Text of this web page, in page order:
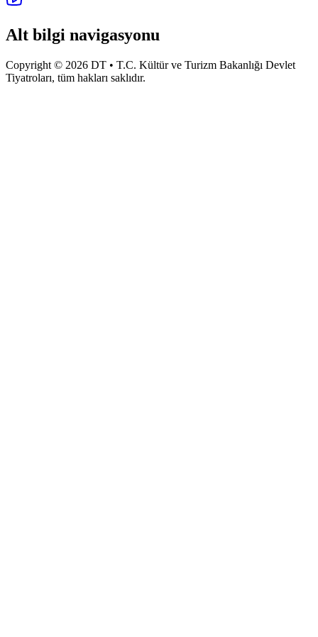
Alt bilgi navigasyonu
Copyright © 2026 DT • T.C. Kültür ve Turizm Bakanlığı Devlet
Tiyatroları, tüm hakları saklıdır.